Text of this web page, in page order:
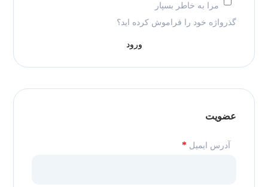
مرا به خاطر بسپار
گذرواژه خود را فراموش کرده اید؟
ورود
عضویت
آدرس ایمیل*